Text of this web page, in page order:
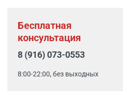
Бесплатная
консультация
8 (916) 073-0553
8:00-22:00, без выходных